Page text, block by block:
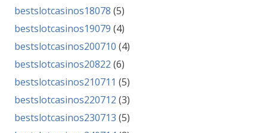
bestslotcasinos18078 (5)
bestslotcasinos19079 (4)
bestslotcasinos200710 (4)
bestslotcasinos20822 (6)
bestslotcasinos210711 (5)
bestslotcasinos220712 (3)
bestslotcasinos230713 (5)